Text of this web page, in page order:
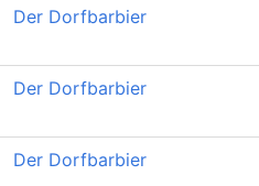
Der Dorfbarbier
Der Dorfbarbier
Der Dorfbarbier